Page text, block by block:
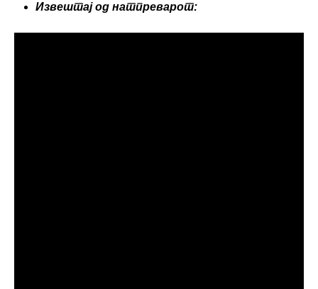
Извештај од натпреварот: